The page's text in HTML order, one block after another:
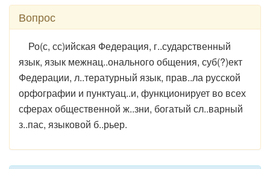
Вопрос
Ро(с, сс)ийская Федерация, г..сударственный
язык, язык межнац..онального общения, суб(?)ект
Федерации, л..тературный язык, прав..ла русской
орфографии и пунктуац..и, функционирует во всех
сферах общественной ж..зни, богатый сл..варный
з..пас, языковой б..рьер.